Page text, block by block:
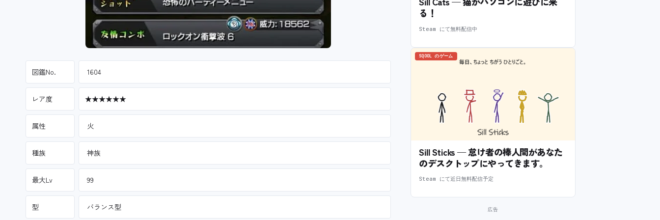
図鑑No. 1604
レア度 ★★★★★★
属性 火
種族 神族
最大Lv 99
型 バランス型
る！
Steam にて無料配信中
SQOOL のゲーム
Sill Sticks — 怠け者の棒人間があなた
のデスクトップにやってきます。
Steam にて近日無料配信予定